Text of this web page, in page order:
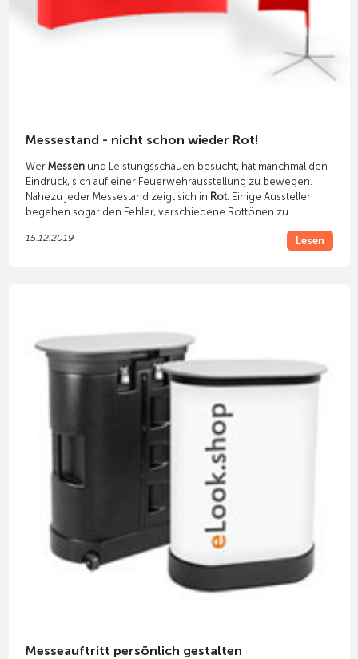
Messestand - nicht schon wieder Rot!
Wer Messenund Leistungsschauen besucht, hat manchmal den
Eindruck, sich auf einer Feuerwehrausstellung zu bewegen.
Nahezu jeder Messestand zeigt sich in Rot. Einige Aussteller
begehen sogar den Fehler, verschiedene Rottönen zu
15.12.2019
Lesen
Messeauftritt persönlich gestalten